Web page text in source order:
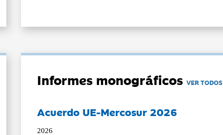
Informes monográficosVER TODOS
Acuerdo UE-Mercosur 2026
2026